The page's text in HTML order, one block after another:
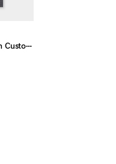
X Gran Racer Concept Leen Customs 핀